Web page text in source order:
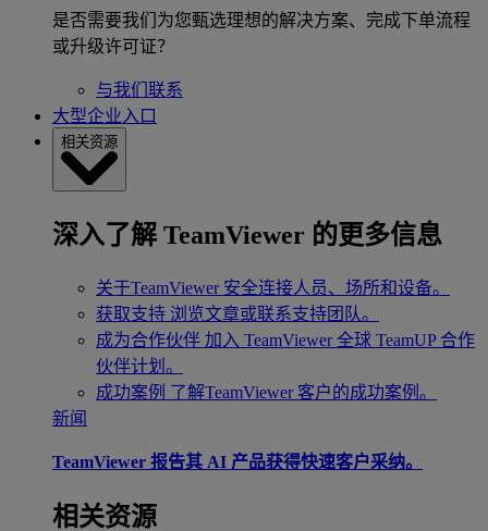
是否需要我们为您甄选理想的解决方案、完成下单流程
或升级许可证？
与我们联系
大型企业入口
相关资源
深入了解 TeamViewer 的更多信息
关于TeamViewer 安全连接人员、场所和设备。
获取支持 浏览文章或联系支持团队。
成为合作伙伴 加入 TeamViewer 全球 TeamUP 合作
伙伴计划。
成功案例 了解TeamViewer 客户的成功案例。
新闻
TeamViewer 报告其 AI 产品获得快速客户采纳。
相关资源